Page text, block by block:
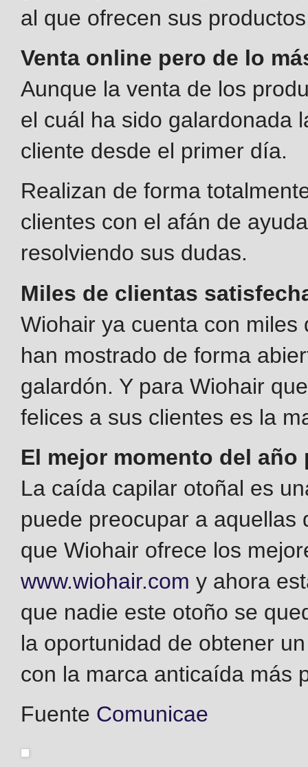
al que ofrecen sus
Venta online pero de lo
Aunque la venta de los
el cuál ha sido galardonada
cliente desde el primer día.
Realizan de forma
clientes con el afán de
resolviendo sus dudas.
Miles de clientas
Wiohair ya cuenta con
han mostrado de forma
galardón. Y para Wiohair
felices a sus clientes es la
El mejor momento del
La caída capilar otoñal es
puede preocupar a aquellas
que Wiohair ofrece los
www.wiohair.com y ahora
que nadie este otoño se
la oportunidad de obtener
con la marca anticaída más
Fuente Comunicae